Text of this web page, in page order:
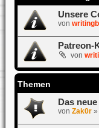
Unsere
von
Patreon-
von
Themen
Das
von Zak0r»